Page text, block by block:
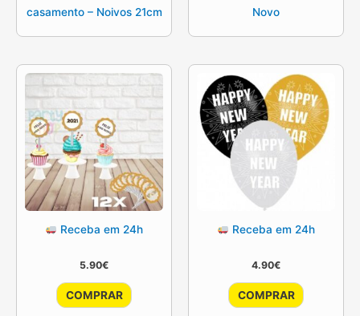
casamento – Noivos 21cm
Novo
Receba em 24h
5.90€
COMPRAR
Receba em 24h
4.90€
COMPRAR